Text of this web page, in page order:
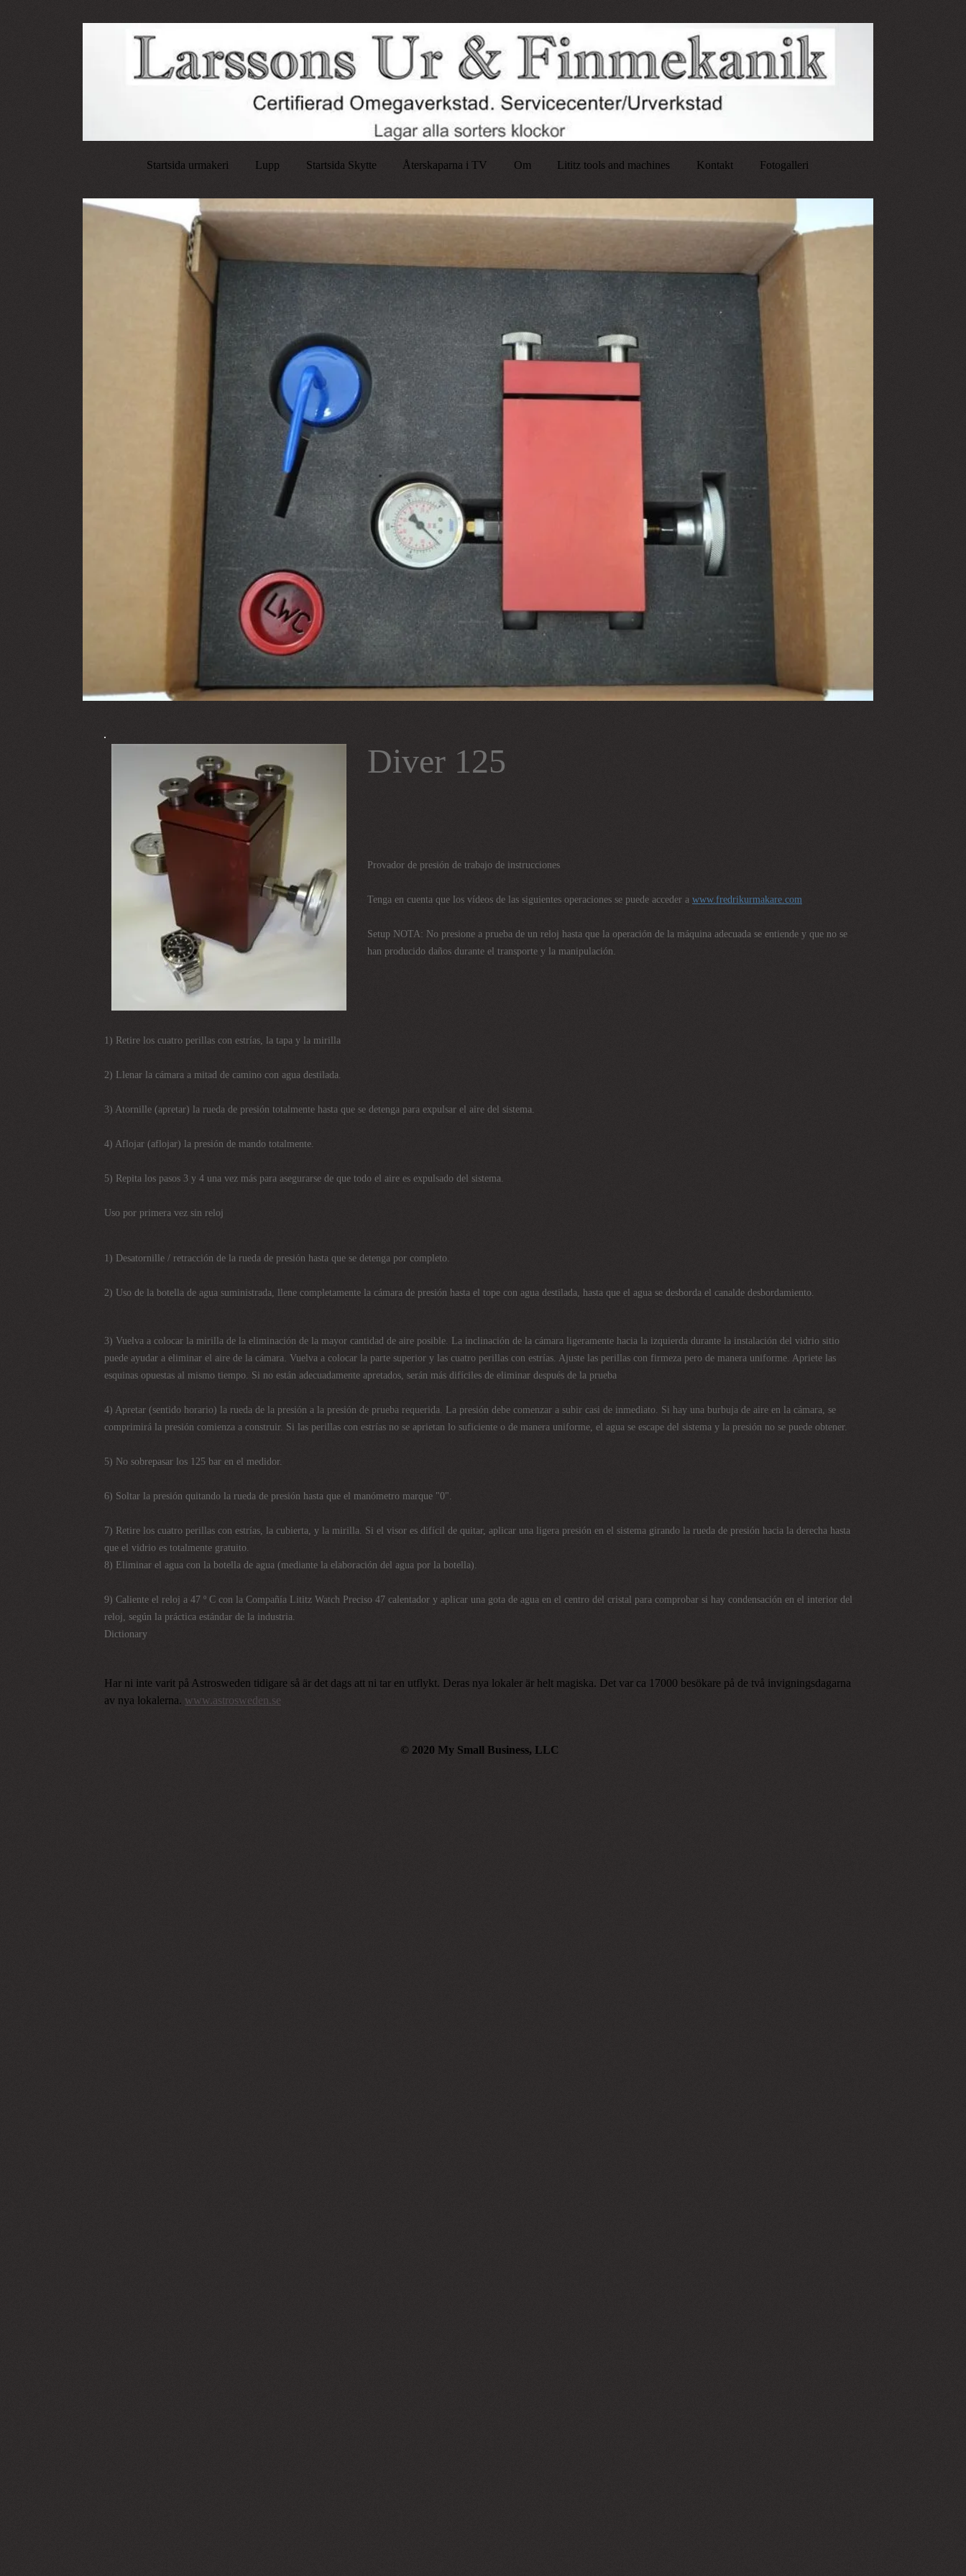
Startsida urmakeri Lupp Startsida Skytte Återskaparna i TV Om Lititz tools and machines Kontakt Fotogalleri
Diver 125
Provador de presión de trabajo de instrucciones
Tenga en cuenta que los vídeos de las siguientes operaciones se puede acceder a www.fredrikurmakare.com
Setup NOTA: No presione a prueba de un reloj hasta que la operación de la máquina adecuada se entiende y que no se
han producido daños durante el transporte y la manipulación.
1) Retire los cuatro perillas con estrías, la tapa y la mirilla
2) Llenar la cámara a mitad de camino con agua destilada.
3) Atornille (apretar) la rueda de presión totalmente hasta que se detenga para expulsar el aire del sistema.
4) Aflojar (aflojar) la presión de mando totalmente.
5) Repita los pasos 3 y 4 una vez más para asegurarse de que todo el aire es expulsado del sistema.
Uso por primera vez sin reloj
1) Desatornille / retracción de la rueda de presión hasta que se detenga por completo.
2) Uso de la botella de agua suministrada, llene completamente la cámara de presión hasta el tope con agua destilada, hasta que el agua se desborda el canalde desbordamiento.
3) Vuelva a colocar la mirilla de la eliminación de la mayor cantidad de aire posible. La inclinación de la cámara ligeramente hacia la izquierda durante la instalación del vidrio sitio
puede ayudar a eliminar el aire de la cámara. Vuelva a colocar la parte superior y las cuatro perillas con estrías. Ajuste las perillas con firmeza pero de manera uniforme. Apriete las
esquinas opuestas al mismo tiempo. Si no están adecuadamente apretados, serán más difíciles de eliminar después de la prueba
4) Apretar (sentido horario) la rueda de la presión a la presión de prueba requerida. La presión debe comenzar a subir casi de inmediato. Si hay una burbuja de aire en la cámara, se
comprimirá la presión comienza a construir. Si las perillas con estrías no se aprietan lo suficiente o de manera uniforme, el agua se escape del sistema y la presión no se puede obtener.
5) No sobrepasar los 125 bar en el medidor.
6) Soltar la presión quitando la rueda de presión hasta que el manómetro marque "0".
7) Retire los cuatro perillas con estrías, la cubierta, y la mirilla. Si el visor es difícil de quitar, aplicar una ligera presión en el sistema girando la rueda de presión hacia la derecha hasta
que el vidrio es totalmente gratuito.
8) Eliminar el agua con la botella de agua (mediante la elaboración del agua por la botella).
9) Caliente el reloj a 47 º C con la Compañía Lititz Watch Preciso 47 calentador y aplicar una gota de agua en el centro del cristal para comprobar si hay condensación en el interior del
reloj, según la práctica estándar de la industria.
Dictionary
Har ni inte varit på Astrosweden tidigare så är det dags att ni tar en utflykt. Deras nya lokaler är helt magiska. Det var ca 17000 besökare på de två invigningsdagarna
av nya lokalerna. www.astrosweden.se
© 2020 My Small Business, LLC